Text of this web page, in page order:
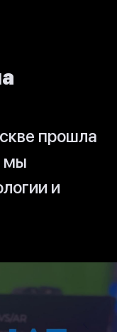
прошла
мы
и